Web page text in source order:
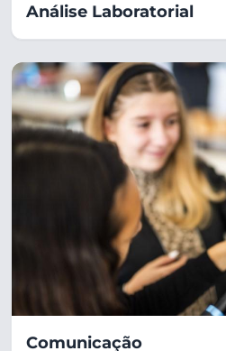
Análise Laboratorial
Comunicação